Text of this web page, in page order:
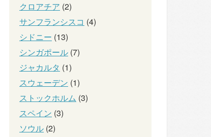
クロアチア (2)
サンフランシスコ (4)
シドニー (13)
シンガポール (7)
ジャカルタ (1)
スウェーデン (1)
ストックホルム (3)
スペイン (3)
ソウル (2)